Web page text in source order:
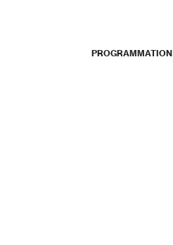
PROGRAMMATION